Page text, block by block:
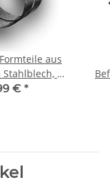
aus
Stahlblech, Ø
Lüftung
€ *